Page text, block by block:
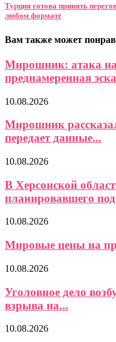
Турция готова принять
любом формате
Вам также может
Мирошник: атака
преднамеренная
10.08.2026
Мирошник
передает данные...
10.08.2026
В Херсонской
планировавшего
10.08.2026
Мировые цены на
10.08.2026
Уголовное дело
взрыва на...
10.08.2026